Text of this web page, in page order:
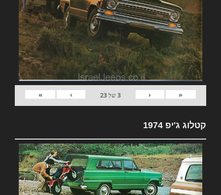
«
‹
3של23
›
»
קטלוג ג'יפ 1974